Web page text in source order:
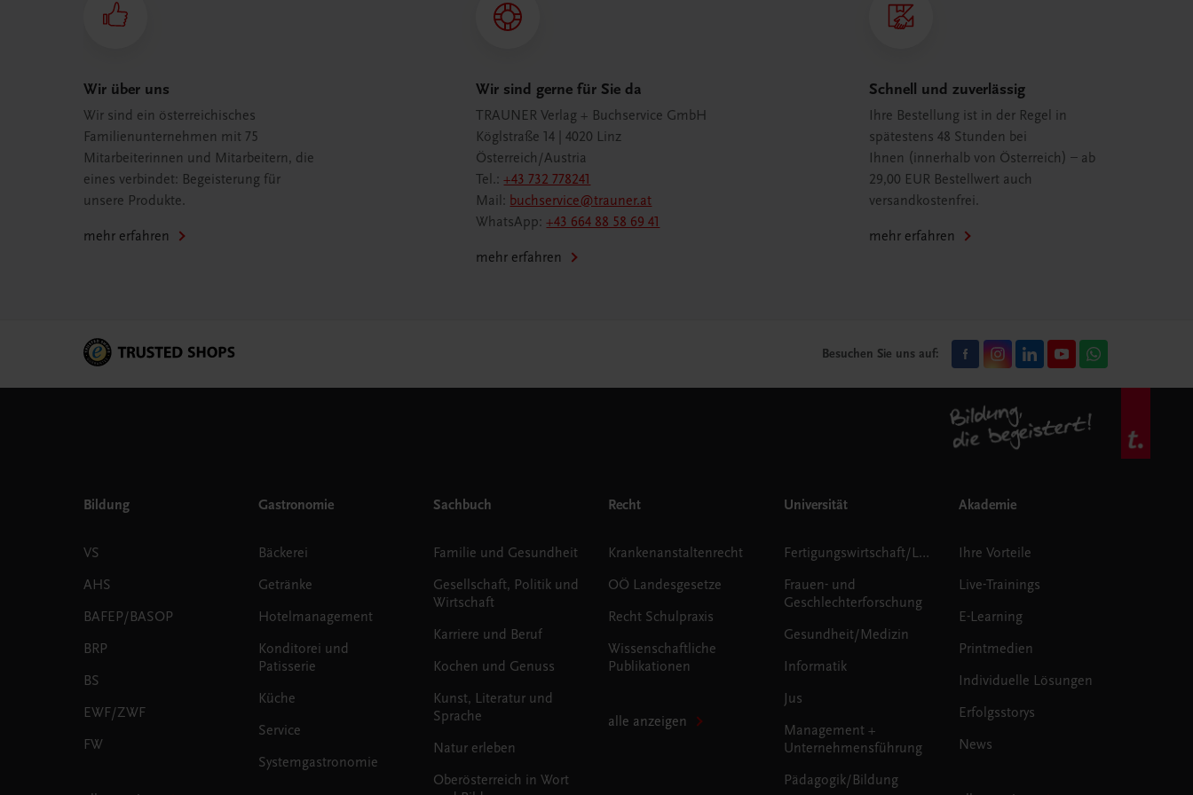
Wir über uns
Wir sind ein österreichisches
Familienunternehmen mit 75
Mitarbeiterinnen und Mitarbeitern, die
eines verbindet: Begeisterung für
unsere Produkte.
mehr erfahren
Wir sind gerne für Sie da
TRAUNER Verlag + Buchservice GmbH
Köglstraße 14 | 4020 Linz
Österreich/Austria
Tel.:+43 732 778241
Mail: buchservice@trauner.at
WhatsApp:+43 664 88 58 69 41
mehr erfahren
Schnell und zuverlässig
Ihre Bestellung ist in der Regel in
spätestens 48 Stunden bei
Ihnen (innerhalb von Österreich) – ab
29,00 EUR Bestellwert auch
versandkostenfrei.
mehr erfahren
Besuchen Sie uns auf:
Bildung
VS
AHS
BAFEP/BASOP
BRP
BS
EWF/ZWF
FW
Gastronomie
Bäckerei
Getränke
Hotelmanagement
Konditorei und
Patisserie
Küche
Service
Systemgastronomie
Sachbuch
Familie und Gesundheit
Gesellschaft, Politik und
Wirtschaft
Karriere und Beruf
Kochen und Genuss
Kunst, Literatur und
Sprache
Natur erleben
Oberösterreich in Wort
Recht
Krankenanstaltenrecht
OÖ Landesgesetze
Recht Schulpraxis
Wissenschaftliche
Publikationen
alle anzeigen
Universität
Fertigungswirtschaft/Logistik
Frauen- und
Geschlechterforschung
Gesundheit/Medizin
Informatik
Jus
Management +
Unternehmensführung
Pädagogik/Bildung
Akademie
Ihre Vorteile
Live-Trainings
E-Learning
Printmedien
Individuelle Lösungen
Erfolgsstorys
News